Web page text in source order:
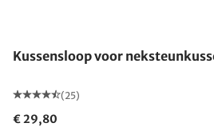
Kussensloop voor
(25)
€ 29,80